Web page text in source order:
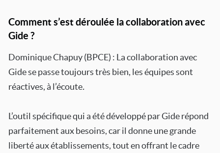
Comment s’est déroulée la collaboration avec
Gide ?
Dominique Chapuy (BPCE) : La collaboration avec
Gide se passe toujours très bien, les équipes sont
réactives, à l’écoute.
L’outil spécifique qui a été développé par Gide répond
parfaitement aux besoins, car il donne une grande
liberté aux établissements, tout en offrant le cadre